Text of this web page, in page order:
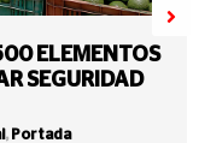
ELEMENTOS
SEGURIDAD
, Portada